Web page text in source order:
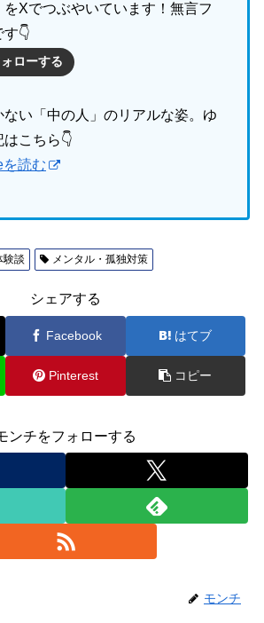
Xでつぶやいています！無言フ
👇
ローする
ない「中の人」のリアルな姿。ゆ
こちら👇
を読む
験談 メンタル・孤独対策
シェアする
Facebook はてブ
Pinterest コピー
ンチをフォローする
モンチ